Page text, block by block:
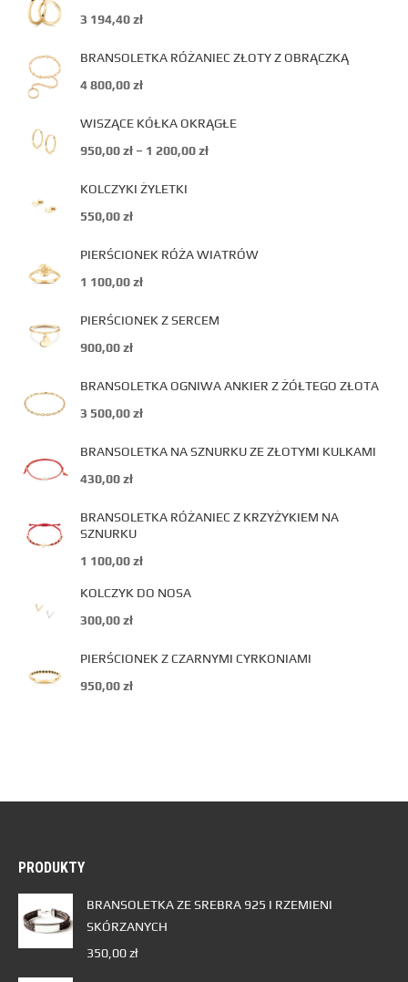
3 194,40zł
BRANSOLETKA RÓŻANIEC ZŁOTY Z OBRĄCZKĄ
4 800,00zł
WISZĄCE KÓŁKA OKRĄGŁE
950,00zł – 1 200,00zł
KOLCZYKI ŻYLETKI
550,00zł
PIERŚCIONEK RÓŻA WIATRÓW
1 100,00zł
PIERŚCIONEK Z SERCEM
900,00zł
BRANSOLETKA OGNIWA ANKIER Z ŻÓŁTEGO ZŁOTA
3 500,00zł
BRANSOLETKA NA SZNURKU ZE ZŁOTYMI KULKAMI
430,00zł
BRANSOLETKA RÓŻANIEC Z KRZYŻYKIEM NA
SZNURKU
1 100,00zł
KOLCZYK DO NOSA
300,00zł
PIERŚCIONEK Z CZARNYMI CYRKONIAMI
950,00zł
PRODUKTY
BRANSOLETKA ZE SREBRA 925 I RZEMIENI
SKÓRZANYCH
350,00zł